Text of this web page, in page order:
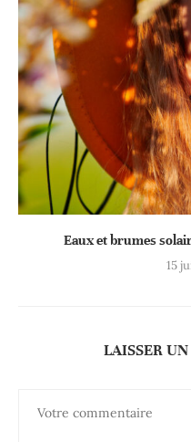
Eaux et brumes
15
LAISSER